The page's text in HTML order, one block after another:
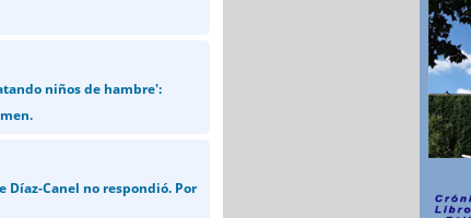
niños de hambre':
Díaz-Canel no respondió. Por